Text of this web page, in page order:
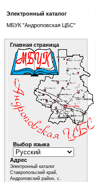
Электронный каталог
МБУК "Андроповская ЦБС"
Главная страница
Выбор языка
Адрес
Электронный каталог
Ставропольский край,
Андроповский район, с.